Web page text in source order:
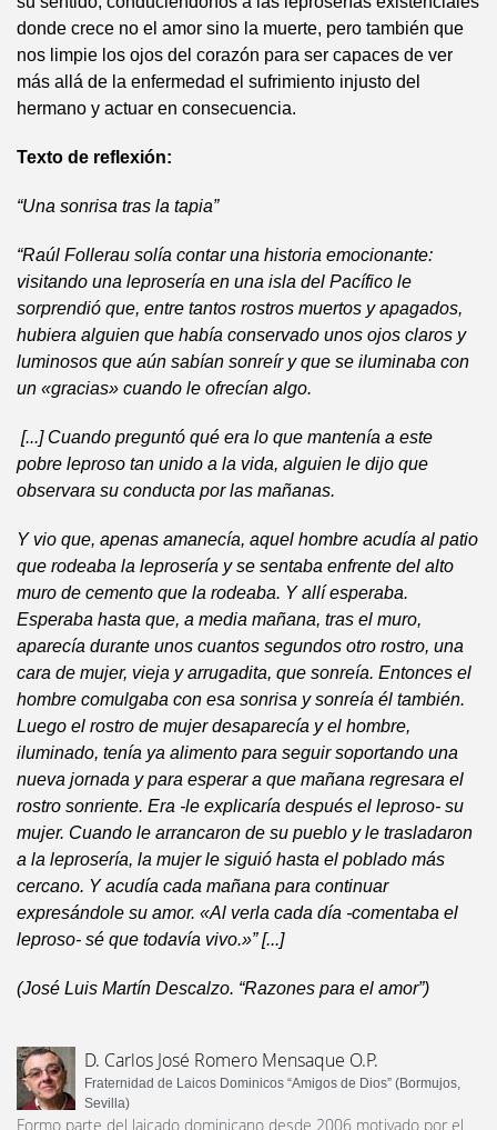
donde crece no el amor sino la muerte, pero también que
nos limpie los ojos del corazón para ser capaces de ver
más allá de la enfermedad el sufrimiento injusto del
hermano y actuar en consecuencia.
Texto de reflexión:
“Una sonrisa tras la tapia”
“Raúl Follerau solía contar una historia emocionante:
visitando una leprosería en una isla del Pacífico le
sorprendió que, entre tantos rostros muertos y apagados,
hubiera alguien que había conservado unos ojos claros y
luminosos que aún sabían sonreír y que se iluminaba con
un «gracias» cuando le ofrecían algo.
[...] Cuando preguntó qué era lo que mantenía a este
pobre leproso tan unido a la vida, alguien le dijo que
observara su conducta por las mañanas.
Y vio que, apenas amanecía, aquel hombre acudía al patio
que rodeaba la leprosería y se sentaba enfrente del alto
muro de cemento que la rodeaba. Y allí esperaba.
Esperaba hasta que, a media mañana, tras el muro,
aparecía durante unos cuantos segundos otro rostro, una
cara de mujer, vieja y arrugadita, que sonreía. Entonces el
hombre comulgaba con esa sonrisa y sonreía él también.
Luego el rostro de mujer desaparecía y el hombre,
iluminado, tenía ya alimento para seguir soportando una
nueva jornada y para esperar a que mañana regresara el
rostro sonriente. Era -le explicaría después el leproso- su
mujer. Cuando le arrancaron de su pueblo y le trasladaron
a la leprosería, la mujer le siguió hasta el poblado más
cercano. Y acudía cada mañana para continuar
expresándole su amor. «Al verla cada día -comentaba el
leproso- sé que todavía vivo.»” [...]
(José Luis Martín Descalzo. “Razones para el amor”)
D. Carlos José Romero Mensaque O.P.
Fraternidad de Laicos Dominicos “Amigos de Dios” (Bormujos,
Sevilla)
Formo parte del laicado dominicano desde 2006 motivado por el